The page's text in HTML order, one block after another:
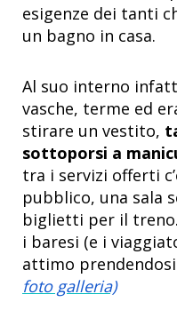
esigenze dei tanti
un bagno in casa.
Al suo interno
vasche, terme ed
stirare un vestito,
sottoporsi a
tra i servizi offerti
pubblico, una sala
biglietti per il
i baresi (e i
attimo
foto galleria)